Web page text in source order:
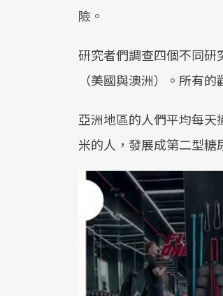
險。
研究者們調查四個不同研
（美國與澳洲）。所有
亞洲地區的人們平均每
米的人，發展成第二型糖